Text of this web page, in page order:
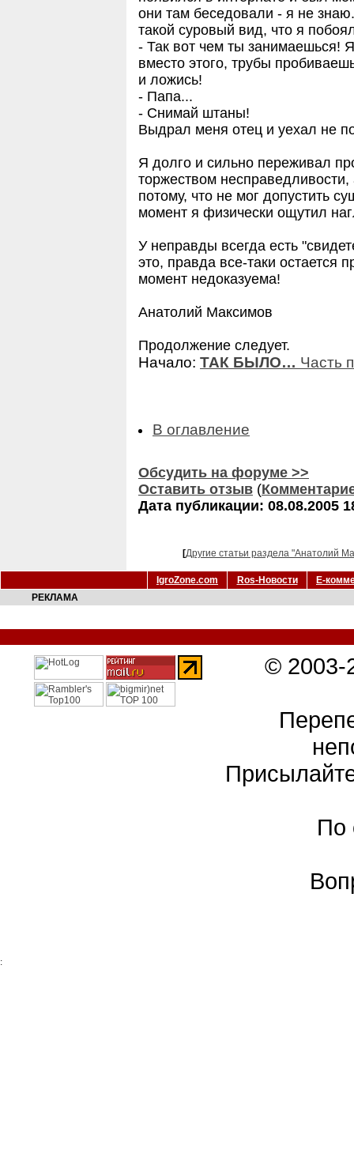
они там беседовали - я не
такой суровый вид, что я
- Так вот чем ты занимаешься!
вместо этого, трубы
и ложись!
- Папа...
- Снимай штаны!
Выдрал меня отец и уехал не
Я долго и сильно переживал
торжеством несправедливости,
потому, что не мог допустить
момент я физически ощутил
У неправды всегда есть
это, правда все-таки остается
момент недоказуема!
Анатолий Максимов
Продолжение следует.
Начало: ТАК БЫЛО… Часть
В оглавление
Обсудить на форуме >>
Оставить отзыв (
Дата публикации: 08.08.2005
[Другие статьи раздела "Анатолий
IgroZone.com Ros-Новости
Е-
РЕКЛАМА
©
По
: